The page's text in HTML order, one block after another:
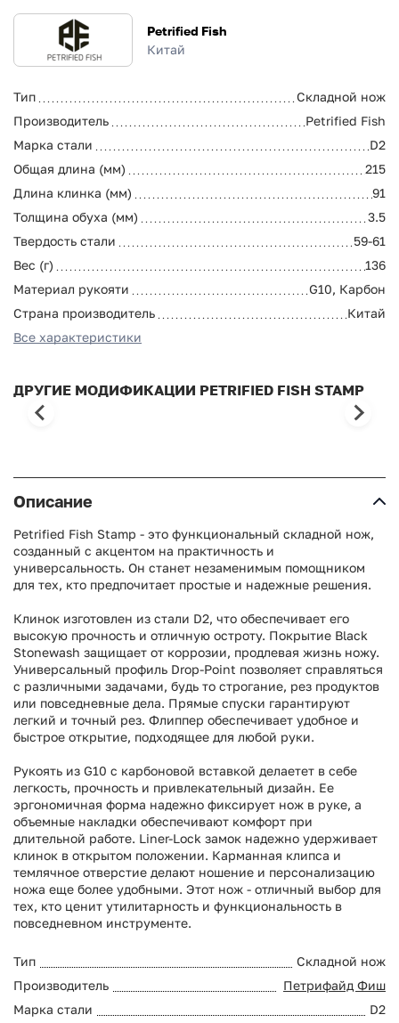
Petrified Fish
Китай
Тип
Складной нож
Производитель
Petrified Fish
Марка стали
D2
Общая длина (мм)
215
Длина клинка (мм)
91
Толщина обуха (мм)
3.5
Твердость стали
59-61
Вес (г)
136
Материал рукояти
G10, Карбон
Страна производитель
Китай
Все характеристики
ДРУГИЕ МОДИФИКАЦИИ PETRIFIED FISH STAMP
Описание
Petrified Fish Stamp - это функциональный складной нож,
созданный с акцентом на практичность и
универсальность. Он станет незаменимым помощником
для тех, кто предпочитает простые и надежные решения.
Клинок изготовлен из стали D2, что обеспечивает его
высокую прочность и отличную остроту. Покрытие Black
Stonewash защищает от коррозии, продлевая жизнь ножу.
Универсальный профиль Drop-Point позволяет справляться
с различными задачами, будь то строгание, рез продуктов
или повседневные дела. Прямые спуски гарантируют
легкий и точный рез. Флиппер обеспечивает удобное и
быстрое открытие, подходящее для любой руки.
Рукоять из G10 с карбоновой вставкой делаетет в себе
легкость, прочность и привлекательный дизайн. Ее
эргономичная форма надежно фиксирует нож в руке, а
объемные накладки обеспечивают комфорт при
длительной работе. Liner-Lock замок надежно удерживает
клинок в открытом положении. Карманная клипса и
темлячное отверстие делают ношение и персонализацию
ножа еще более удобными. Этот нож - отличный выбор для
тех, кто ценит утилитарность и функциональность в
повседневном инструменте.
Тип
Складной нож
Производитель
Петрифайд Фиш
Марка стали
D2